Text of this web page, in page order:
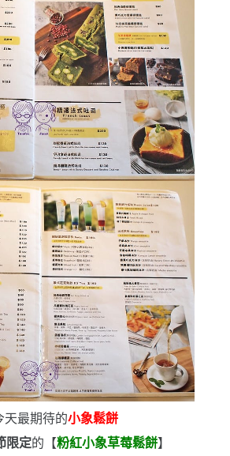
天最期待的小象鬆餅
限定的【粉紅小象草莓鬆餅】